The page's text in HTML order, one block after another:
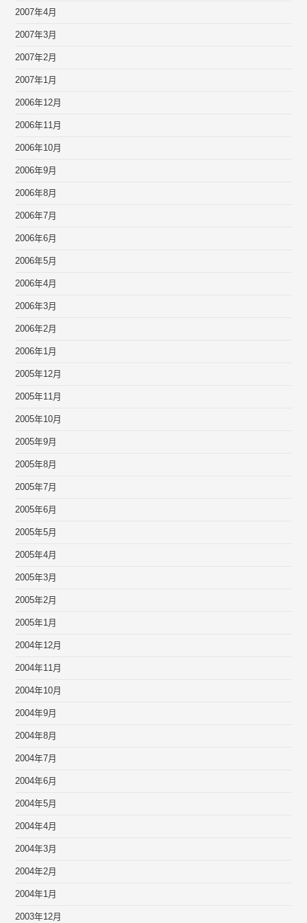
2007年4月
2007年3月
2007年2月
2007年1月
2006年12月
2006年11月
2006年10月
2006年9月
2006年8月
2006年7月
2006年6月
2006年5月
2006年4月
2006年3月
2006年2月
2006年1月
2005年12月
2005年11月
2005年10月
2005年9月
2005年8月
2005年7月
2005年6月
2005年5月
2005年4月
2005年3月
2005年2月
2005年1月
2004年12月
2004年11月
2004年10月
2004年9月
2004年8月
2004年7月
2004年6月
2004年5月
2004年4月
2004年3月
2004年2月
2004年1月
2003年12月